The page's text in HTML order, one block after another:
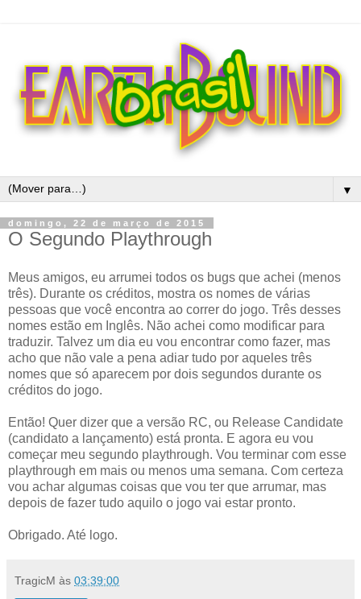
▼
domingo, 22 de março de 2015
O Segundo Playthrough
Meus amigos, eu arrumei todos os bugs que achei (menos
três). Durante os créditos, mostra os nomes de várias
pessoas que você encontra ao correr do jogo. Três desses
nomes estão em Inglês. Não achei como modificar para
traduzir. Talvez um dia eu vou encontrar como fazer, mas
acho que não vale a pena adiar tudo por aqueles três
nomes que só aparecem por dois segundos durante os
créditos do jogo.
Então! Quer dizer que a versão RC, ou Release Candidate
(candidato a lançamento) está pronta. E agora eu vou
começar meu segundo playthrough. Vou terminar com esse
playthrough em mais ou menos uma semana. Com certeza
vou achar algumas coisas que vou ter que arrumar, mas
depois de fazer tudo aquilo o jogo vai estar pronto.
Obrigado. Até logo.
TragicM às 03:39:00